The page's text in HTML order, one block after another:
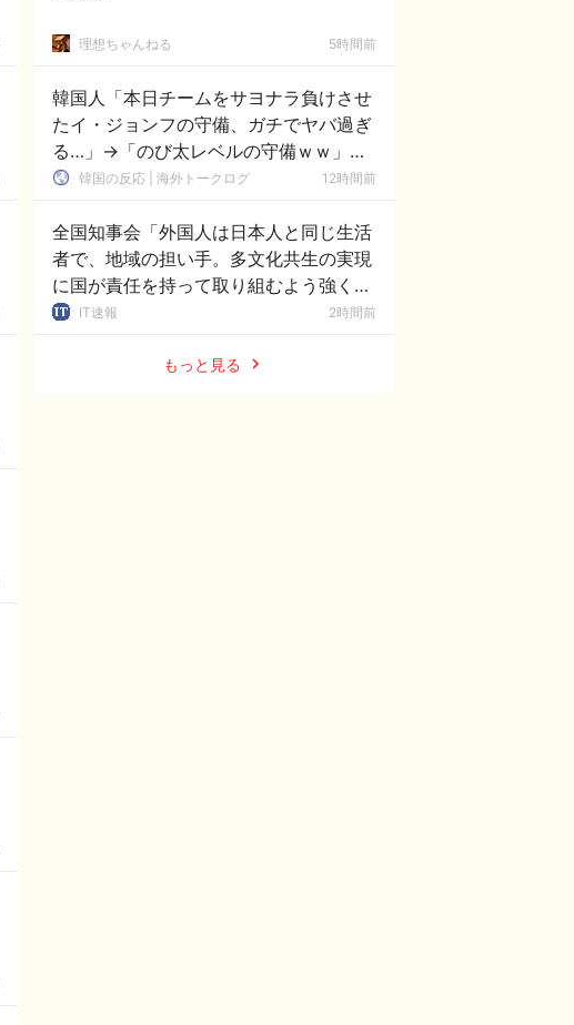
理想ちゃんねる 5時間前
韓国人「本日チームをサヨナラ負けさせ
たイ・ジョンフの守備、ガチでヤバ過ぎ
る…」→「のび太レベルの守備ｗｗ」＝
韓国の反応
韓国の反応 | 海外トークログ 12時間前
全国知事会「外国人は日本人と同じ生活
者で、地域の担い手。多文化共生の実現
に国が責任を持って取り組むよう強く要
請する」
IT速報 2時間前
もっと見る